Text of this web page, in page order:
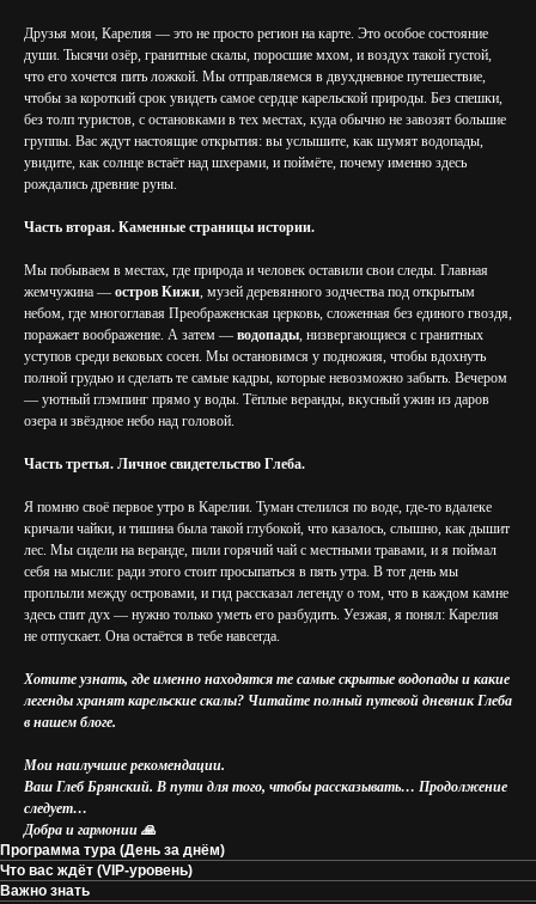
Друзья мои, Карелия — это не просто регион на карте. Это особое состояние
души. Тысячи озёр, гранитные скалы, поросшие мхом, и воздух такой густой,
что его хочется пить ложкой. Мы отправляемся в двухдневное путешествие,
чтобы за короткий срок увидеть самое сердце карельской природы. Без спешки,
без толп туристов, с остановками в тех местах, куда обычно не завозят большие
группы. Вас ждут настоящие открытия: вы услышите, как шумят водопады,
увидите, как солнце встаёт над шхерами, и поймёте, почему именно здесь
рождались древние руны.
Часть вторая. Каменные страницы истории.
Мы побываем в местах, где природа и человек оставили свои следы. Главная
жемчужина — остров Кижи, музей деревянного зодчества под открытым
небом, где многоглавая Преображенская церковь, сложенная без единого гвоздя,
поражает воображение. А затем — водопады, низвергающиеся с гранитных
уступов среди вековых сосен. Мы остановимся у подножия, чтобы вдохнуть
полной грудью и сделать те самые кадры, которые невозможно забыть. Вечером
— уютный глэмпинг прямо у воды. Тёплые веранды, вкусный ужин из даров
озера и звёздное небо над головой.
Часть третья. Личное свидетельство Глеба.
Я помню своё первое утро в Карелии. Туман стелился по воде, где-то вдалеке
кричали чайки, и тишина была такой глубокой, что казалось, слышно, как дышит
лес. Мы сидели на веранде, пили горячий чай с местными травами, и я поймал
себя на мысли: ради этого стоит просыпаться в пять утра. В тот день мы
проплыли между островами, и гид рассказал легенду о том, что в каждом камне
здесь спит дух — нужно только уметь его разбудить. Уезжая, я понял: Карелия
не отпускает. Она остаётся в тебе навсегда.
Хотите узнать, где именно находятся те самые скрытые водопады и какие
легенды хранят карельские скалы? Читайте полный путевой дневник Глеба
в нашем блоге.
Мои наилучшие рекомендации.
Ваш Глеб Брянский. В пути для того, чтобы рассказывать… Продолжение
следует…
Добра и гармонии 🙏
Программа тура (День за днём)
Что вас ждёт (VIP-уровень)
Важно знать